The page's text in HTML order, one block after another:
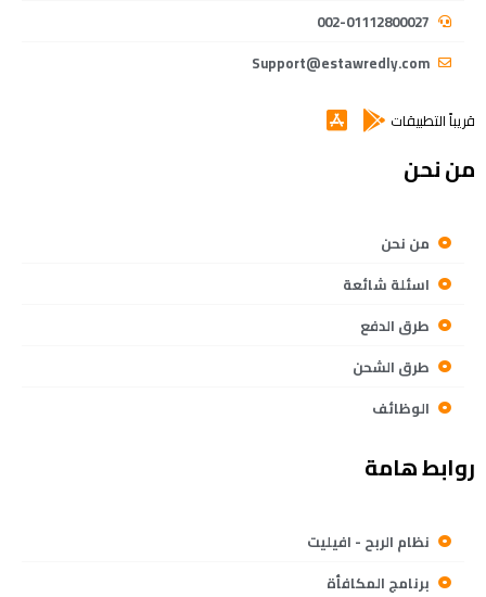
002-01112800027
Support@estawredly.com
قريباً التطبيقات
من نحن
من نحن
اسئلة شائعة
طرق الدفع
طرق الشحن
الوظائف
روابط هامة
نظام الربح - افيليت
برنامج المكافأة